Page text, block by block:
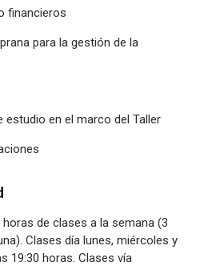
financieros
para la gestión de la
estudio en el marco del Taller
de clases a la semana (3
Clases día lunes, miércoles y
19:30 horas. Clases vía